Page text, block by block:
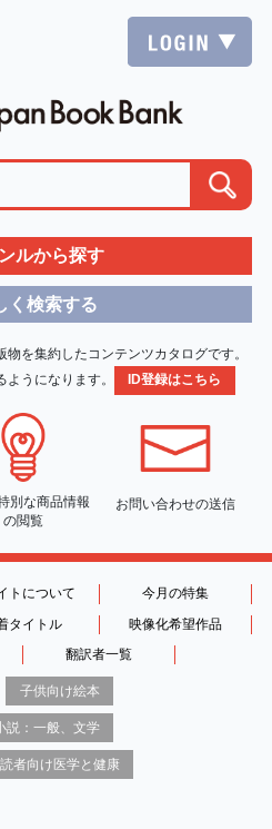
ルから探す
く検索する
を集約したコンテンツカタログです。
うになります。
ID登録はこちら
別な商品情報
の閲覧
お問い合わせの送信
トについて
今月の特集
タイトル
映像化希望作品
翻訳者一覧
子供向け絵本
説：一般、文学
者向け医学と健康